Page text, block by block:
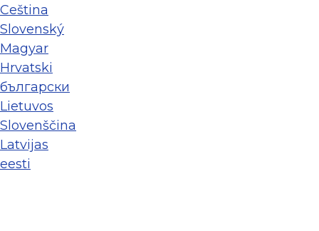
Ceština
Slovenský
Magyar
Hrvatski
български
Lietuvos
Slovenščina
Latvijas
eesti